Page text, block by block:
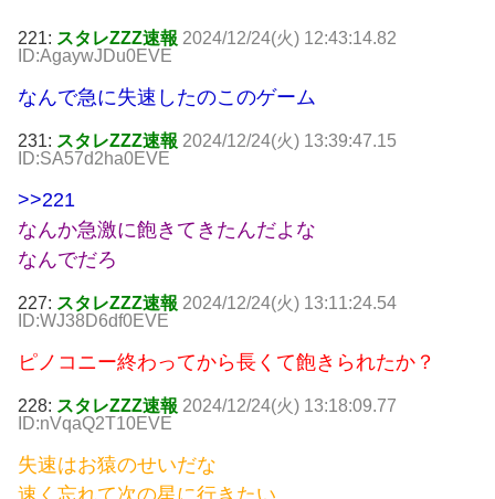
221: スタレZZZ速報 2024/12/24(火) 12:43:14.82
ID:AgaywJDu0EVE
なんで急に失速したのこのゲーム
231: スタレZZZ速報 2024/12/24(火) 13:39:47.15
ID:SA57d2ha0EVE
>>221
なんか急激に飽きてきたんだよな
なんでだろ
227: スタレZZZ速報 2024/12/24(火) 13:11:24.54
ID:WJ38D6df0EVE
ピノコニー終わってから長くて飽きられたか？
228: スタレZZZ速報 2024/12/24(火) 13:18:09.77
ID:nVqaQ2T10EVE
失速はお猿のせいだな